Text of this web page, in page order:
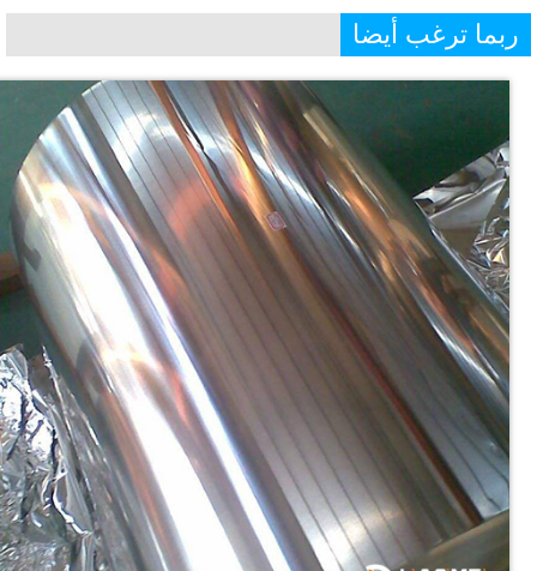
ترغب أيضا